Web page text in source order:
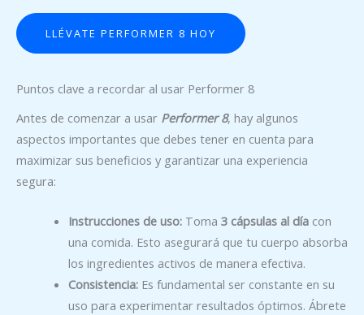
LLÉVATE PERFORMER 8 HOY
Puntos clave a recordar al usar Performer 8
Antes de comenzar a usar Performer 8, hay algunos
aspectos importantes que debes tener en cuenta para
maximizar sus beneficios y garantizar una experiencia
segura:
Instrucciones de uso:Toma 3 cápsulas al díacon
una comida. Esto asegurará que tu cuerpo absorba
los ingredientes activos de manera efectiva.
Consistencia:Es fundamental ser constante en su
uso para experimentar resultados óptimos. Ábrete